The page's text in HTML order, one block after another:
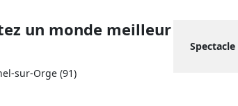
un monde meilleur
sur-Orge (91)